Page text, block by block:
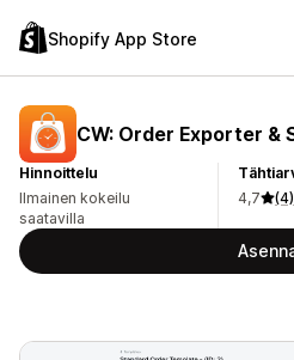
Shopify App Store
CW: Order Exporter &
Hinnoittelu
Ilmainen kokeilu
saatavilla
4,7
(4)